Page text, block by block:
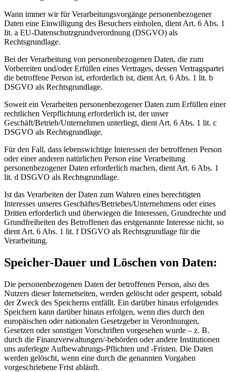
Wann immer wir für Verarbeitungsvorgänge personenbezogener
Daten eine Einwilligung des Besuchers einholen, dient Art. 6 Abs. 1
lit. a EU-Datenschutzgrundverordnung (DSGVO) als
Rechtsgrundlage.
Bei der Verarbeitung von personenbezogenen Daten, die zum
Vorbereiten und/oder Erfüllen eines Vertrages, dessen Vertragspartei
die betroffene Person ist, erforderlich ist, dient Art. 6 Abs. 1 lit. b
DSGVO als Rechtsgrundlage.
Soweit ein Verarbeiten personenbezogener Daten zum Erfüllen einer
rechtlichen Verpflichtung erforderlich ist, der unser
Geschäft/Betrieb/Unternehmen unterliegt, dient Art. 6 Abs. 1 lit. c
DSGVO als Rechtsgrundlage.
Für den Fall, dass lebenswichtige Interessen der betroffenen Person
oder einer anderen natürlichen Person eine Verarbeitung
personenbezogener Daten erforderlich machen, dient Art. 6 Abs. 1
lit. d DSGVO als Rechtsgrundlage.
Ist das Verarbeiten der Daten zum Wahren eines berechtigten
Interesses unseres Geschäftes/Betriebes/Unternehmens oder eines
Dritten erforderlich und überwiegen die Interessen, Grundrechte und
Grundfreiheiten des Betroffenen das erstgenannte Interesse nicht, so
dient Art. 6 Abs. 1 lit. f DSGVO als Rechtsgrundlage für die
Verarbeitung.
Speicher-Dauer und Löschen von Daten:
Die personenbezogenen Daten der betroffenen Person, also des
Nutzers dieser Internetseiten, werden gelöscht oder gesperrt, sobald
der Zweck des Speicherns entfällt. Ein darüber hinaus erfolgendes
Speichern kann darüber hinaus erfolgen, wenn dies durch den
europäischen oder nationalen Gesetzgeber in Verordnungen,
Gesetzen oder sonstigen Vorschriften vorgesehen wurde – z. B.
durch die Finanzverwaltungen/-behörden oder andere Institutionen
uns auferlegte Aufbewahrungs-Pflichten und -Fristen. Die Daten
werden gelöscht, wenn eine durch die genannten Vorgaben
vorgeschriebene Frist abläuft.